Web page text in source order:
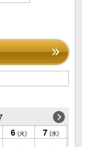
6 (火) 7 (水)